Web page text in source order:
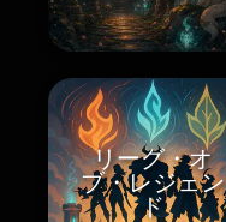
リーグ・オ
ブ・レジェン
ド